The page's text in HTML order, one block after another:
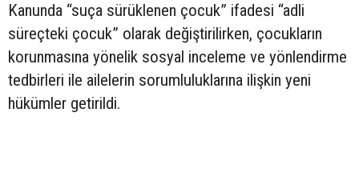
Kanunda “suça sürüklenen çocuk” ifadesi “adli
süreçteki çocuk” olarak değiştirilirken, çocukların
korunmasına yönelik sosyal inceleme ve yönlendirme
tedbirleri ile ailelerin sorumluluklarına ilişkin yeni
hükümler getirildi.